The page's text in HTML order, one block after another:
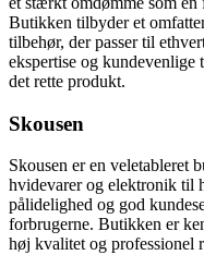
Butikken tilbyder et
tilbehør, der passer til
ekspertise og
det rette produkt.
Skousen
Skousen er en veletableret
hvidevarer og elektronik til
pålidelighed og god
forbrugerne. Butikken er
høj kvalitet og professionel